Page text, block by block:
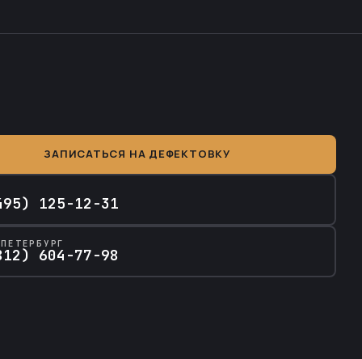
ЗАПИСАТЬСЯ НА ДЕФЕКТОВКУ
125-12-31
604-77-98